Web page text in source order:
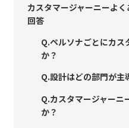
カスタマージャーニーよ
回答
Q.ペルソナごとにカス
か？
Q.設計はどの部門が主
Q.カスタマージャーニ
か？